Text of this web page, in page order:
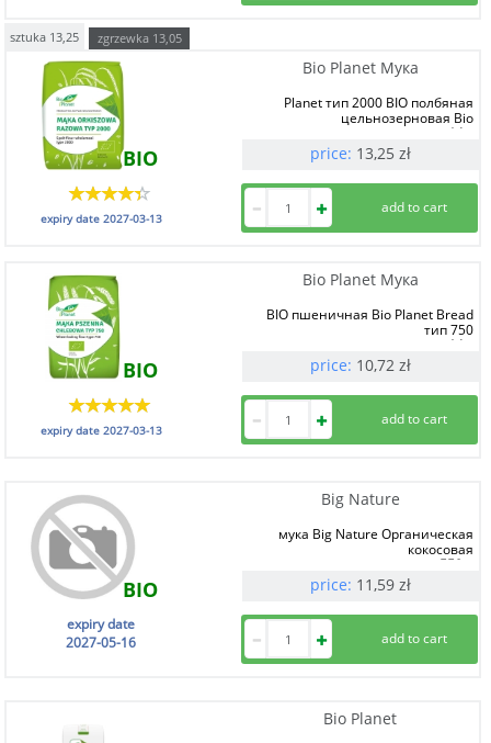
sztuka 13,25 zgrzewka 13,05
Bio Planet Мука
BIO
Planet тип 2000 BIO полбяная
цельнозерновая Bio
1 kg
price: 13,25 zł
expiry date 2027-03-13
Bio Planet Мука
BIO
BIO пшеничная Bio Planet Bread
тип 750
1 kg
price: 10,72 zł
expiry date 2027-03-13
Big Nature
BIO
мука Big Nature Органическая
кокосовая
550 g
price: 11,59 zł
expiry date
2027-05-16
Bio Planet